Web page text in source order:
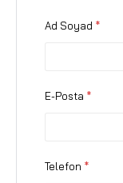
Ad Soyad *
E-Posta *
Telefon *